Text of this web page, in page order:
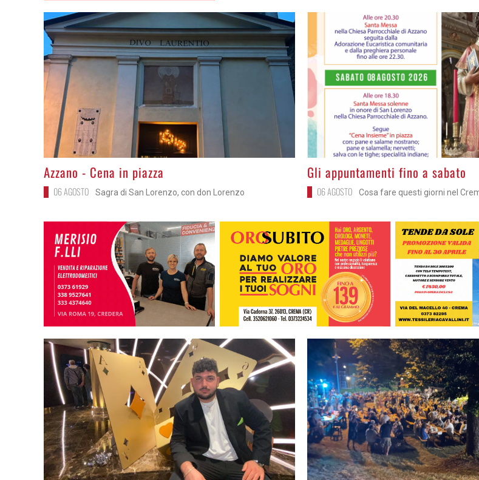
>
Azzano - Cena in piazza
06 AGOSTO Sagra di San Lorenzo, con don Lorenzo
>
Gli appuntamenti fino a sabato
06 AGOSTO Cosa fare questi giorni nel